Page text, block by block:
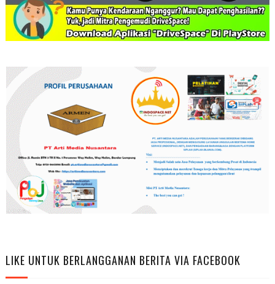
LIKE UNTUK BERLANGGANAN BERITA VIA FACEBOOK